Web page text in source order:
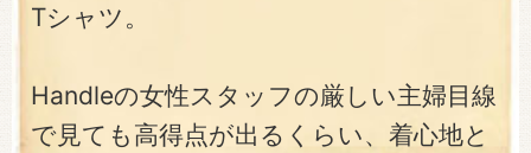
Tシャツ。
Handleの女性スタッフの厳しい主婦目線
で見ても高得点が出るくらい、着心地と